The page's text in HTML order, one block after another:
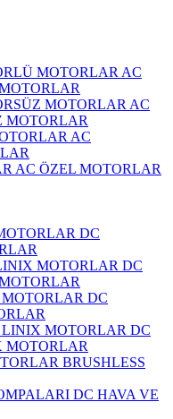
AC
AC
MOTORLAR
AC
AC ÖZEL MOTORLAR
DC
DC
DC
DC
MOTORLAR
BRUSHLESS
DC HAVA VE